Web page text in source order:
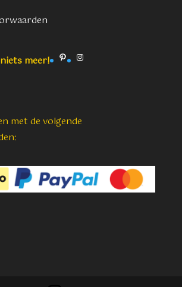
meer! PinterestInstagram
met de volgende